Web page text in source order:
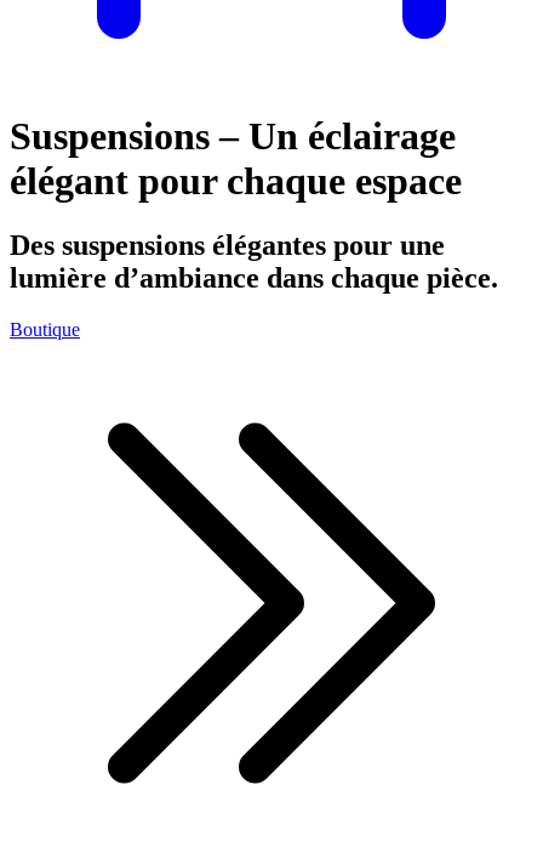
Suspensions – Un éclairage
élégant pour chaque espace
Des suspensions élégantes pour une
lumière d’ambiance dans chaque pièce.
Boutique